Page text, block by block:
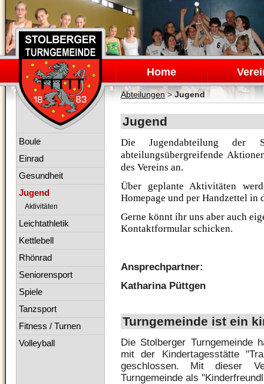
Navigation
überspringen
Home
Abteilungen>Jugend
Jugend
Die Jugendabteilung der
abteilungsübergreifende
des Vereins an.
Über geplante Aktivitäten
Homepage und per Handzettel
Gerne könnt ihr uns aber auch
Kontaktformular schicken.
Ansprechpartner:
Katharina Püttgen
Turngemeinde ist ein
Die Stolberger Turngemeinde
mit der Kindertagesstätte
geschlossen. Mit dieser
Turngemeinde als
Navigation
Boule
Einrad
Gesundheit
Jugend
Aktivitäten
Leichtathletik
Kettlebell
Rhönrad
Seniorensport
Spiele
Tanzsport
Fitness / Turnen
Volleyball